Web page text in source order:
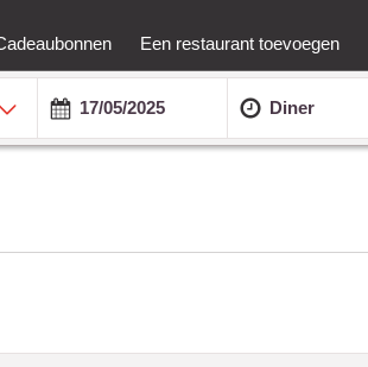
Een restaurant toevoegen
Diner